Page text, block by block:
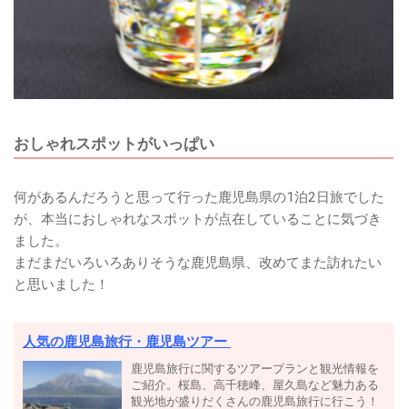
おしゃれスポットがいっぱい
何があるんだろうと思って行った鹿児島県の1泊2日旅でした
が、本当におしゃれなスポットが点在していることに気づき
ました。
まだまだいろいろありそうな鹿児島県、改めてまた訪れたい
と思いました！
人気の鹿児島旅行・鹿児島ツアー
鹿児島旅行に関するツアープランと観光情報を
ご紹介。桜島、高千穂峰、屋久島など魅力ある
観光地が盛りだくさんの鹿児島旅行に行こう！